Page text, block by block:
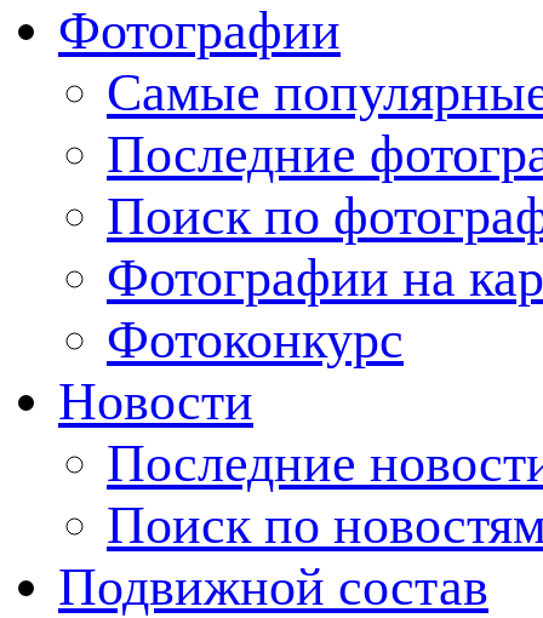
Фотографии
Cамые
Последние
Поиск по
Фотографии на
Фотоконкурс
Новости
Последние
Поиск по
Подвижной состав